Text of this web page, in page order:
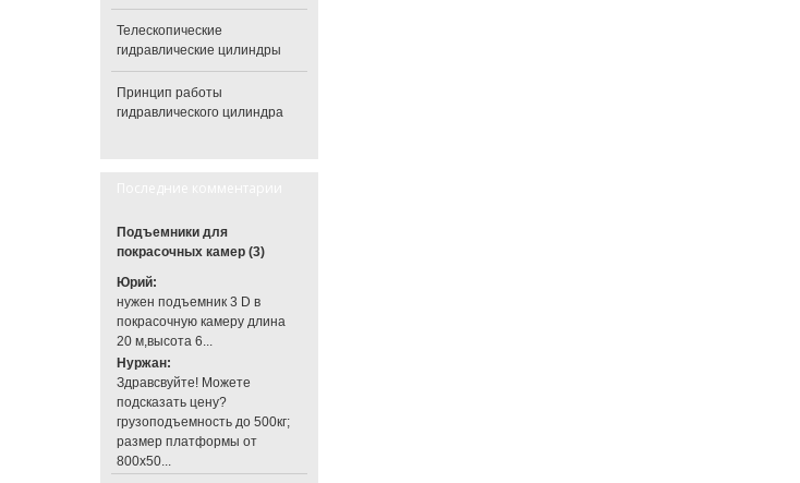
Телескопические
гидравлические цилиндры
Принцип работы
гидравлического цилиндра
Подъемники для
покрасочных камер (3)
Юрий:
нужен подъемник 3 D в
покрасочную камеру длина
20 м,высота 6...
Нуржан:
Здравсвуйте! Можете
подсказать цену?
грузоподъемность до 500кг;
размер платформы от
800х50...